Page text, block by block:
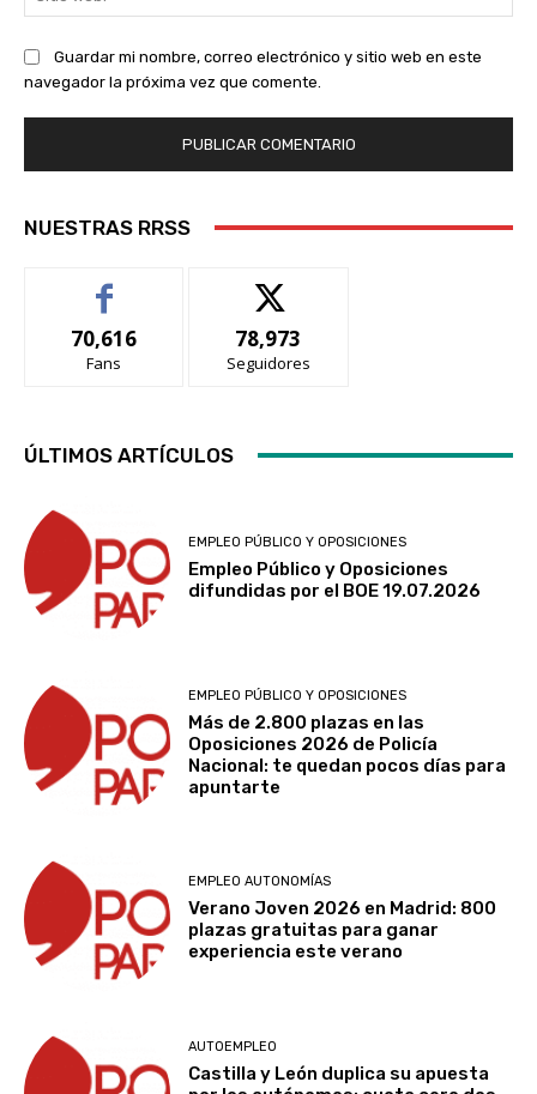
Guardar mi nombre, correo electrónico y sitio web en este
navegador la próxima vez que comente.
NUESTRAS RRSS
70,616
Fans
78,973
Seguidores
ÚLTIMOS ARTÍCULOS
EMPLEO PÚBLICO Y OPOSICIONES
Empleo Público y Oposiciones
difundidas por el BOE 19.07.2026
EMPLEO PÚBLICO Y OPOSICIONES
Más de 2.800 plazas en las
Oposiciones 2026 de Policía
Nacional: te quedan pocos días para
apuntarte
EMPLEO AUTONOMÍAS
Verano Joven 2026 en Madrid: 800
plazas gratuitas para ganar
experiencia este verano
AUTOEMPLEO
Castilla y León duplica su apuesta